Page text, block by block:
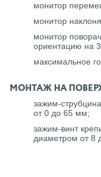
монитор
монитор
монитор
ориентацию на
максимальное
МОНТАЖ НА
зажим-
от 0 до 65 мм;
зажим-винт
диаметром от 8